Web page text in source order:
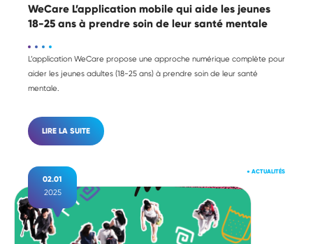
WeCare L’application mobile qui aide les jeunes
18-25 ans à prendre soin de leur santé mentale
L’application WeCare propose une approche numérique complète pour
aider les jeunes adultes (18-25 ans) à prendre soin de leur santé
mentale.
LIRE LA SUITE
02.01
2025
● ACTUALITÉS